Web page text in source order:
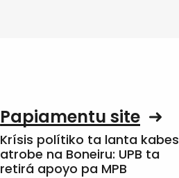
Papiamentu site
Krísis polítiko ta lanta kabes
atrobe na Boneiru: UPB ta
retirá apoyo pa MPB